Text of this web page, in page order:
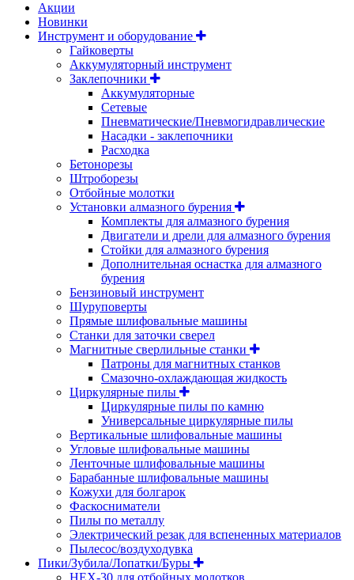
Акции
Новинки
Инструмент и оборудование
Гайковерты
Аккумуляторный инструмент
Заклепочники
Аккумуляторные
Сетевые
Пневматические/Пневмогидравлические
Насадки - заклепочники
Расходка
Бетонорезы
Штроборезы
Отбойные молотки
Установки алмазного бурения
Комплекты для алмазного бурения
Двигатели и дрели для алмазного бурения
Стойки для алмазного бурения
Дополнительная оснастка для алмазного
бурения
Бензиновый инструмент
Шуруповерты
Прямые шлифовальные машины
Станки для заточки сверел
Магнитные сверлильные станки
Патроны для магнитных станков
Смазочно-охлаждающая жидкость
Циркулярные пилы
Циркулярные пилы по камню
Универсальные циркулярные пилы
Вертикальные шлифовальные машины
Угловые шлифовальные машины
Ленточные шлифовальные машины
Барабанные шлифовальные машины
Кожухи для болгарок
Фаскосниматели
Пилы по металлу
Электрический резак для вспененных материалов
Пылесос/воздуходувка
Пики/Зубила/Лопатки/Буры